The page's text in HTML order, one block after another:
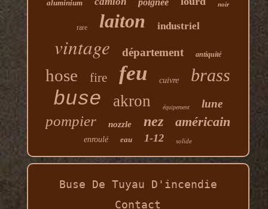
aluminium poignée noir
rare laiton industriel
vintage département antiquité
hose fire feu cuivre brass
buse akron équipement lune
pompier nozzle nez américain
enroulé eau 1-12 solide
Buse De Tuyau D'incendie
Contact